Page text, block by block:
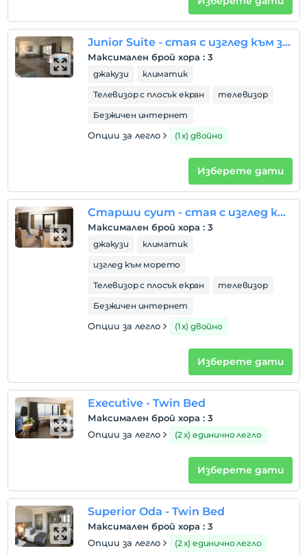
Junior Suite - стая с изглед към залива
Максимален брой хора : 3
джакузи
климатик
Телевизор с плосък екран
телевизор
Безжичен интернет
Опции за легло (1 х) двойно
Изберете дати
Старши суит - стая с изглед към залива
Максимален брой хора : 3
джакузи
климатик
изглед към морето
Телевизор с плосък екран
телевизор
Безжичен интернет
Опции за легло (1 х) двойно
Изберете дати
Executive - Twin Bed
Максимален брой хора : 3
Опции за легло
(2 х) единично легло
Изберете дати
Superior Oda - Twin Bed
Максимален брой хора : 3
Опции за легло
(2 х) единично легло